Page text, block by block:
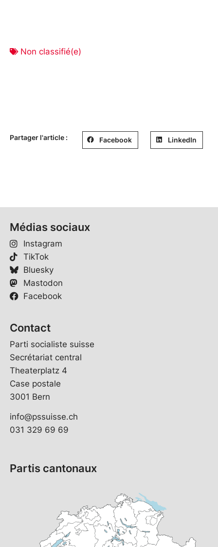
Non classifié(e)
Partager l'article : Facebook LinkedIn
Médias sociaux
Instagram
TikTok
Bluesky
Mastodon
Facebook
Contact
Parti socialiste suisse
Secrétariat central
Theaterplatz 4
Case postale
3001 Bern
info@pssuisse.ch
031 329 69 69
Partis cantonaux